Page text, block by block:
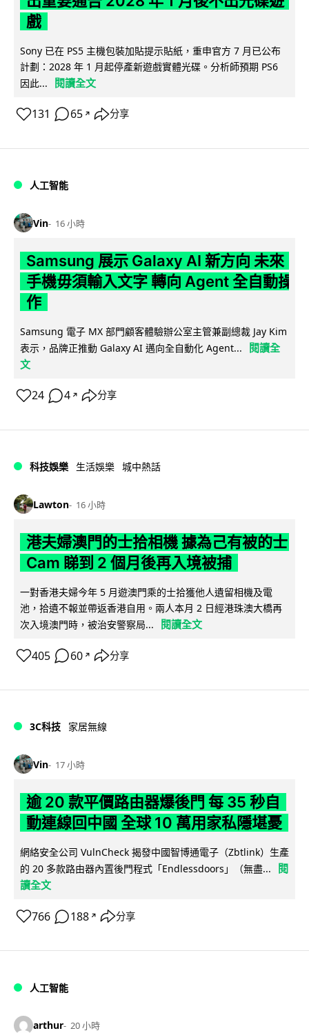
戲
Sony 已在 PS5 主機包裝加貼提示貼紙，重申官方 7 月已公布
計劃：2028 年 1 月起停產新遊戲實體光碟。分析師預期 PS6
因此...
閱讀全文
131 65 ↗ 分享
人工智能
Vin 16 小時
Samsung 展示 Galaxy AI 新方向 未來
手機毋須輸入文字 轉向 Agent 全自動操
作
Samsung 電子 MX 部門顧客體驗辦公室主管兼副總裁 Jay Kim
表示，品牌正推動 Galaxy AI 邁向全自動化 Agent...
閱讀全
文
24 4 ↗ 分享
科技娛樂 生活娛樂 城中熱話
Lawton 16 小時
港夫婦澳門的士拾相機 據為己有被的士
Cam 睇到 2 個月後再入境被捕
一對香港夫婦今年 5 月遊澳門乘的士拾獲他人遺留相機及電
池，拾遺不報並帶返香港自用。兩人本月 2 日經港珠澳大橋再
次入境澳門時，被治安警察局...
閱讀全文
405 60 ↗ 分享
3C科技 家居無線
Vin 17 小時
逾 20 款平價路由器爆後門 每 35 秒自
動連線回中國 全球 10 萬用家私隱堪憂
網絡安全公司 VulnCheck 揭發中國智博通電子（Zbtlink）生產
的 20 多款路由器內置後門程式「Endlessdoors」（無盡...
閱
讀全文
766 188 ↗ 分享
人工智能
arthur 20 小時